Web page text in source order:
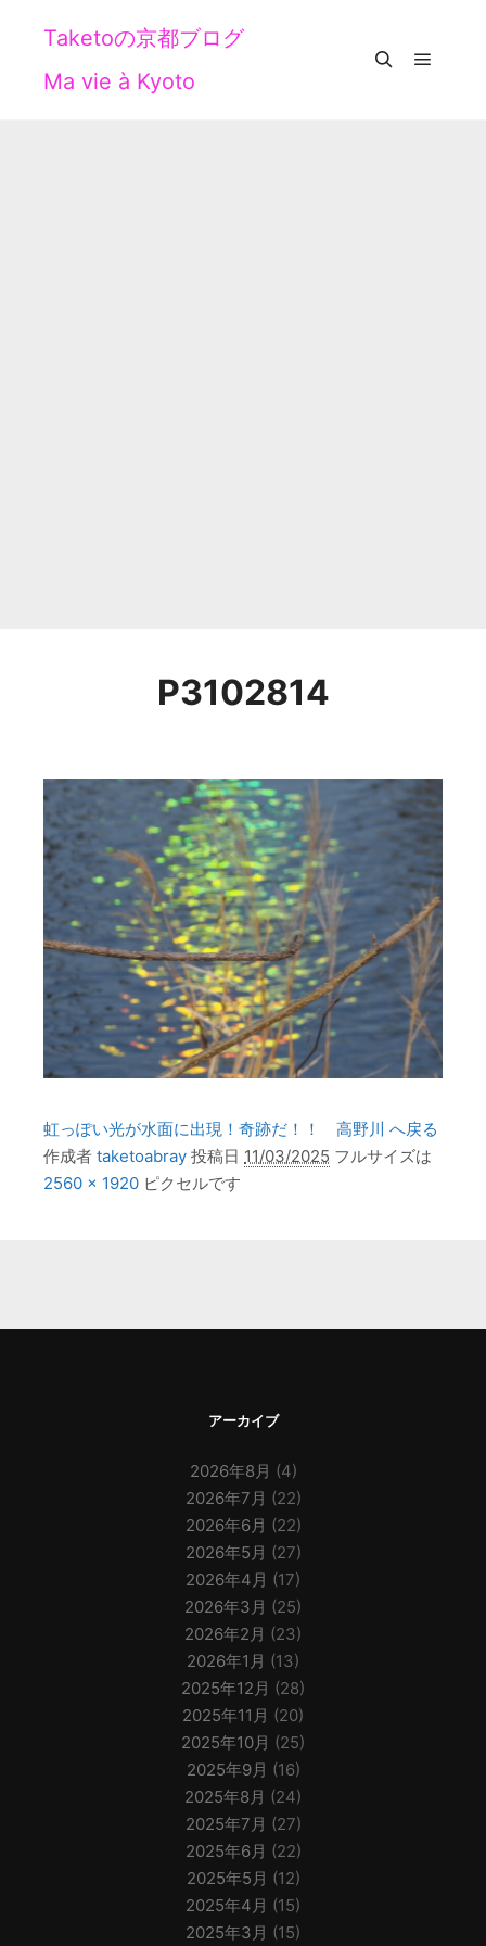
Taketoの京都ブログ
Ma vie à Kyoto
P3102814
虹っぽい光が水面に出現！奇跡だ！！ 高野川 へ戻る
作成者 taketoabray 投稿日 11/03/2025 フルサイズは
2560 × 1920 ピクセルです
アーカイブ
2026年8月 (4)
2026年7月 (22)
2026年6月 (22)
2026年5月 (27)
2026年4月 (17)
2026年3月 (25)
2026年2月 (23)
2026年1月 (13)
2025年12月 (28)
2025年11月 (20)
2025年10月 (25)
2025年9月 (16)
2025年8月 (24)
2025年7月 (27)
2025年6月 (22)
2025年5月 (12)
2025年4月 (15)
2025年3月 (15)